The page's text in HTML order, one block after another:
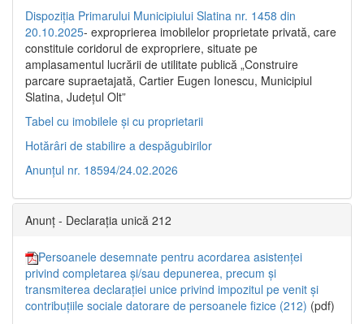
Dispoziția Primarului Municipiului Slatina nr. 1458 din
20.10.2025- exproprierea imobilelor proprietate privată, care
constituie coridorul de expropriere, situate pe
amplasamentul lucrării de utilitate publică „Construire
parcare supraetajată, Cartier Eugen Ionescu, Municipiul
Slatina, Județul Olt”
Tabel cu imobilele și cu proprietarii
Hotărâri de stabilire a despăgubirilor
Anunțul nr. 18594/24.02.2026
Anunț - Declarația unică 212
Persoanele desemnate pentru acordarea asistenței
privind completarea și/sau depunerea, precum și
transmiterea declarației unice privind impozitul pe venit și
contribuțiile sociale datorare de persoanele fizice (212) (pdf)